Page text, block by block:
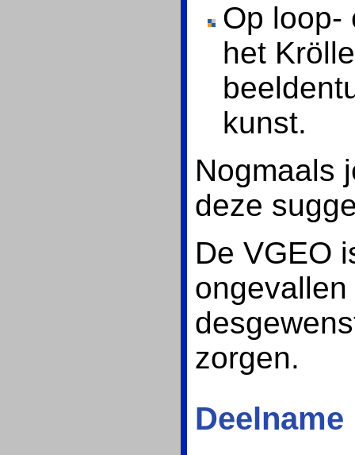
Op loop-
het
kunst.
Nogmaals
deze
De VGEO
zorgen.
Deelname